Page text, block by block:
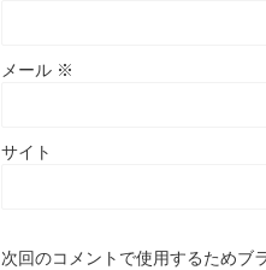
メール ※
サイト
次回のコメントで使用するためブ